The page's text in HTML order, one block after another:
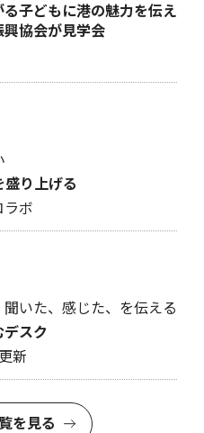
子どもに港の魅力を伝え
協会が見学会
盛り上げる
ラボ
いた、感じた、を伝える
デスク
新
を見る